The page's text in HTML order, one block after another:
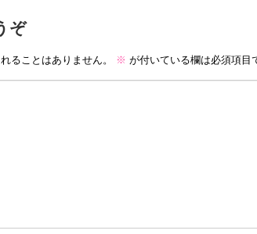
ぞ
ることはありません。 ※ が付いている欄は必須項目